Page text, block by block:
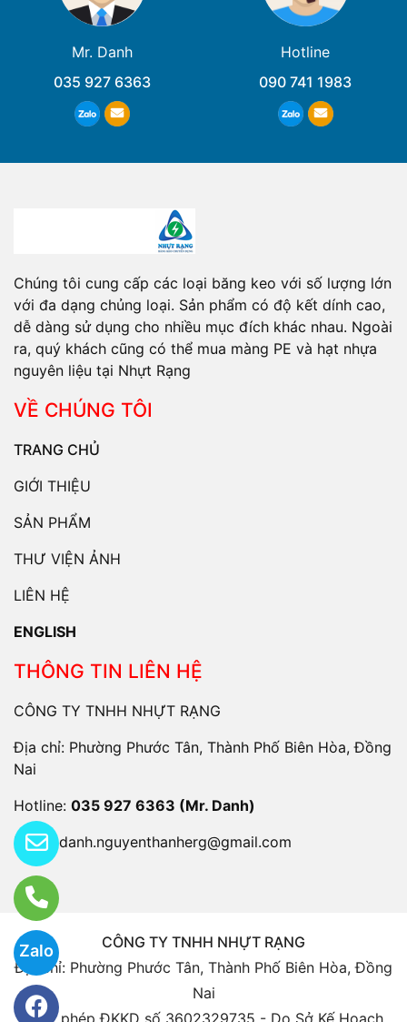
Zalo
Mr. Danh
035 927 6363
Hotline
090 741 1983
Chúng tôi cung cấp các loại băng keo với số lượng lớn
với đa dạng chủng loại. Sản phẩm có độ kết dính cao,
dễ dàng sử dụng cho nhiều mục đích khác nhau. Ngoài
ra, quý khách cũng có thể mua màng PE và hạt nhựa
nguyên liệu tại Nhựt Rạng
VỀ CHÚNG TÔI
TRANG CHỦ
GIỚI THIỆU
SẢN PHẨM
THƯ VIỆN ẢNH
LIÊN HỆ
ENGLISH
THÔNG TIN LIÊN HỆ
CÔNG TY TNHH NHỰT RẠNG
Địa chỉ: Phường Phước Tân, Thành Phố Biên Hòa, Đồng
Nai
Hotline: 035 927 6363 (Mr. Danh)
Email:danh.nguyenthanherg@gmail.com
CÔNG TY TNHH NHỰT RẠNG
Địa chỉ: Phường Phước Tân, Thành Phố Biên Hòa, Đồng
Nai
Giấy phép ĐKKD số 3602329735 - Do Sở Kế Hoạch